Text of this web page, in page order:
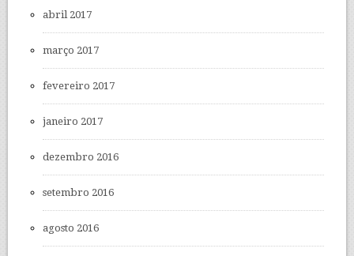
abril 2017
março 2017
fevereiro 2017
janeiro 2017
dezembro 2016
setembro 2016
agosto 2016